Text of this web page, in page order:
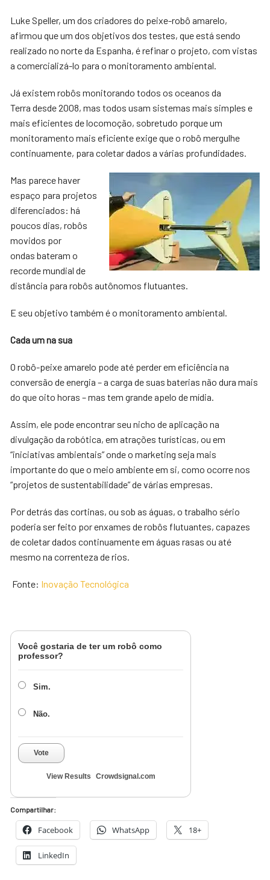
Luke Speller, um dos criadores do peixe-robô amarelo,
afirmou que um dos objetivos dos testes, que está sendo
realizado no norte da Espanha, é refinar o projeto, com vistas
a comercializá-lo para o monitoramento ambiental.
Já existem robôs monitorando todos os oceanos da
Terra desde 2008, mas todos usam sistemas mais simples e
mais eficientes de locomoção, sobretudo porque um
monitoramento mais eficiente exige que o robô mergulhe
continuamente, para coletar dados a várias profundidades.
Mas parece haver
espaço para projetos
diferenciados: há
poucos dias, robôs
movidos por
ondas bateram o
recorde mundial de
distância para robôs autônomos flutuantes.
E seu objetivo também é o monitoramento ambiental.
Cada um na sua
O robô-peixe amarelo pode até perder em eficiência na
conversão de energia – a carga de suas baterias não dura mais
do que oito horas – mas tem grande apelo de mídia.
Assim, ele pode encontrar seu nicho de aplicação na
divulgação da robótica, em atrações turísticas, ou em
“iniciativas ambientais” onde o marketing seja mais
importante do que o meio ambiente em si, como ocorre nos
“projetos de sustentabilidade” de várias empresas.
Por detrás das cortinas, ou sob as águas, o trabalho sério
poderia ser feito por enxames de robôs flutuantes, capazes
de coletar dados continuamente em águas rasas ou até
mesmo na correnteza de rios.
Fonte: Inovação Tecnológica
Você gostaria de ter um robô como
professor?
Sim.
Não.
Vote
View Results Crowdsignal.com
Compartilhar:
Facebook WhatsApp 18+
LinkedIn